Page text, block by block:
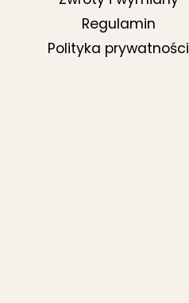
Regulamin
Polityka prywatności